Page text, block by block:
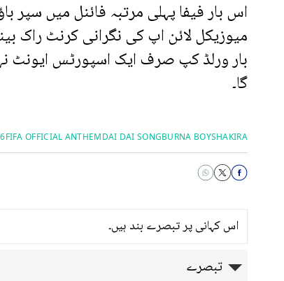
اس بار فیفا پہلی مرتبہ فائنل میں سپر
میوزیکل لائن اپ کی نگرانی کرنٹ راک
بار ورلڈ کپ صرف ایک اسپورٹس ایونٹ
گا۔
SHAKIRA
BURNA BOY
DAI DAI SONG
FIFA OFFICIAL ANTHEM
اس کہانی پر تبصرے بند ہیں۔
تبصرے